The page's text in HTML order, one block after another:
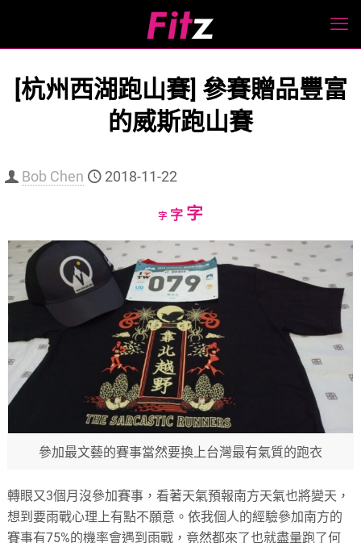
[杭州西湖跑山賽] 參賽贈品豐富
的威斯跑山賽
Bob Chen 2018-11-22
字Decrease
size.
字Reset
size.
字Increase
size.
參加最文藝的賽事當然要換上台灣最有氣質的跑衣
轉眼又3個月沒參加賽事，看著天氣預報南方天氣也將變天，
想到要雨戰心理上有點不願意。依我個人的經驗參加南方的
賽事有75%的機率會遇到雨戰，竟然都來了也就盡量跑了何